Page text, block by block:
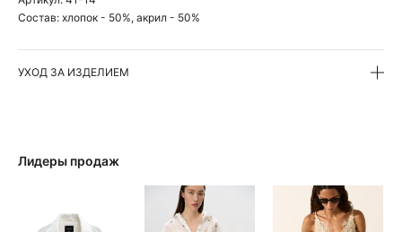
Состав: хлопок - 50%, акрил - 50%
УХОД ЗА ИЗДЕЛИЕМ
Лидеры продаж